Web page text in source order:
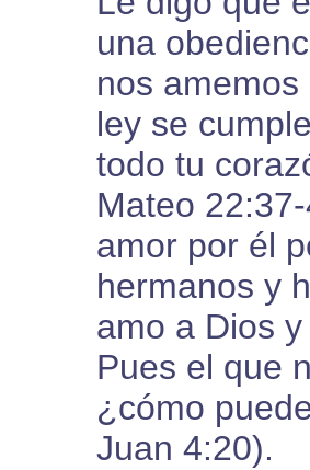
una
nos amemos
ley se
todo tu
Mateo
amor por él
hermanos y
amo a Dios
Pues el que
¿cómo
Juan 4:20).